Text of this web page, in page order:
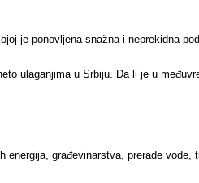
je ponovljena snažna i neprekidna
ulaganjima u Srbiju. Da li je u
energija, građevinarstva, prerade vode,